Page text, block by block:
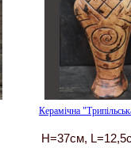
Керамічна
H=37см,